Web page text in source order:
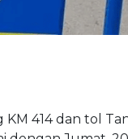
414 dan tol